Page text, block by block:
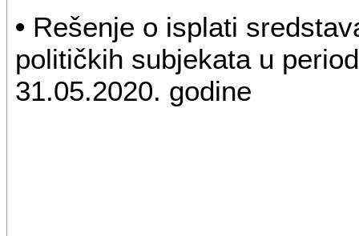
• Rešenje o isplati
političkih subjekata u
31.05.2020. godine